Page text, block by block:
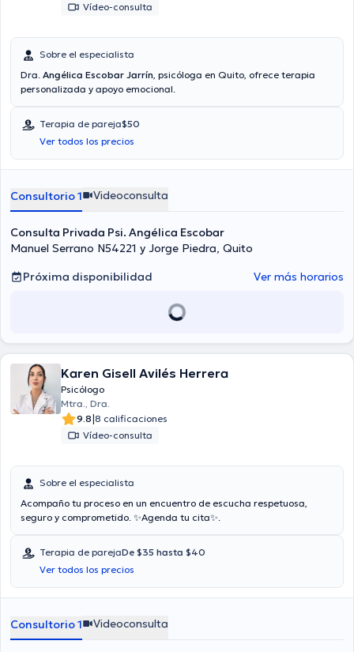
Vídeo-consulta
Sobre el especialista
Dra. Angélica Escobar Jarrín, psicóloga en Quito, ofrece terapia
personalizada y apoyo emocional.
Terapia de pareja$50
Ver todos los precios
Consultorio 1 Videoconsulta
Consulta Privada Psi. Angélica Escobar
Manuel Serrano N54221 y Jorge Piedra, Quito
Próxima disponibilidad
Ver más horarios
Karen Gisell Avilés Herrera
Psicólogo
Mtra., Dra.
9.8|8 calificaciones
Vídeo-consulta
Sobre el especialista
Acompaño tu proceso en un encuentro de escucha respetuosa,
seguro y comprometido. ✨Agenda tu cita✨.
Terapia de parejaDe $35 hasta $40
Ver todos los precios
Consultorio 1 Videoconsulta